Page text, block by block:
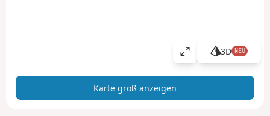
K
3D NEU
Karte groß anzeigen